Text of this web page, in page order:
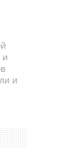
и
и